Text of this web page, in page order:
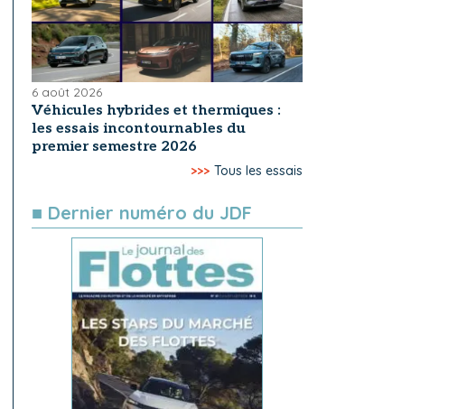
6 août 2026
Véhicules hybrides et thermiques :
les essais incontournables du
premier semestre 2026
>>> Tous les essais
■ Dernier numéro du JDF